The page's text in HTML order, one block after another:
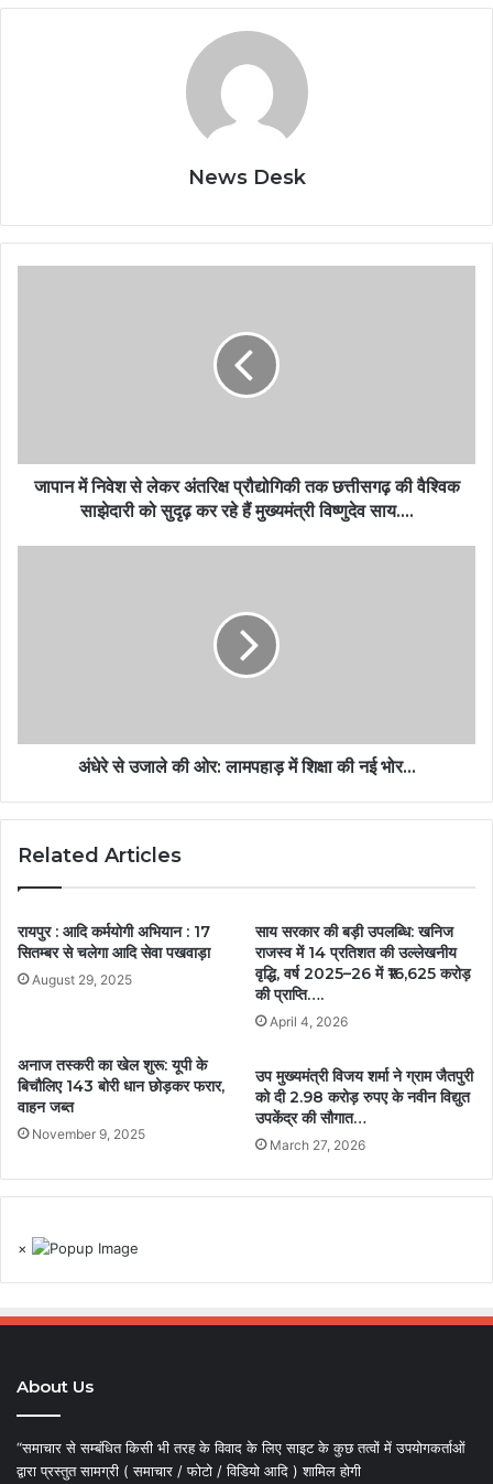
News Desk
जापान में निवेश से लेकर अंतरिक्ष प्रौद्योगिकी तक छत्तीसगढ़ की वैश्विक
साझेदारी को सुदृढ़ कर रहे हैं मुख्यमंत्री विष्णुदेव साय….
अंधेरे से उजाले की ओर: लामपहाड़ में शिक्षा की नई भोर…
Related Articles
रायपुर : आदि कर्मयोगी अभियान : 17
सितम्बर से चलेगा आदि सेवा पखवाड़ा
August 29, 2025
साय सरकार की बड़ी उपलब्धि: खनिज
राजस्व में 14 प्रतिशत की उल्लेखनीय
वृद्धि, वर्ष 2025–26 में ₹16,625 करोड़
की प्राप्ति….
April 4, 2026
अनाज तस्करी का खेल शुरू: यूपी के
बिचौलिए 143 बोरी धान छोड़कर फरार,
वाहन जब्त
November 9, 2025
उप मुख्यमंत्री विजय शर्मा ने ग्राम जैतपुरी
को दी 2.98 करोड़ रुपए के नवीन विद्युत
उपकेंद्र की सौगात…
March 27, 2026
×
About Us
“समाचार से सम्बंधित किसी भी तरह के विवाद के लिए साइट के कुछ तत्वों में उपयोगकर्ताओं
द्वारा प्रस्तुत सामग्री ( समाचार / फोटो / विडियो आदि ) शामिल होगी